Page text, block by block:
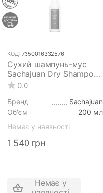
КОД: 7350016332576
Сухий шампунь-мус
Sachajuan Dry Shampoo
Mousse 200 мл для
швидкого ефекту
чистоти та об'єму
волосся
0.0
Бренд
Sachajuan
Об'єм
200 мл
Немає у наявності
1 540 грн
Немає у